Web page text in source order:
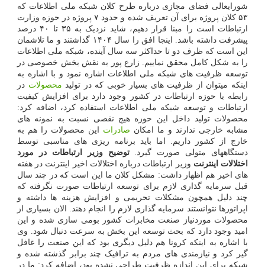
شورایعالی فضای مجازی درباره طرح کلان شبکه ملی اطلاعات که
۵۳ کلان پروژه برای آن تعریف شده و حدود ۷ پروژه در حوزه وزارت
ارتباطات است را مبنا قرار دهیم، شاید نزدیک به ۳۵ تا ۴۰ درصد
پیشرفت داشته باشد. اینجا افق را سال ۱۴۰۴ گذاشتند و ما تلاشمان
این است که ظرف دو تا حداکثر سه سال آینده، شبکه ملی اطلاعات
را به شکل کامل محقق نماییم. زارع پور به نقش بخش خصوصی در
توسعه ظرفیت های شبکه ملی اطلاعات اشاره نمود و با اشاره به
اینکه میتوان از ظرفیت های بسیار خوبی که در تولید محصولات در
رابطه با حوزه ارتباطات در کشور وجود دارد برای افزایش کیفیت
ارتباطات و توسعه شبکه ملی اطلاعات استفاده کرد، اضافه کرد:
محصولات تولید داخل این حوزه هیچ نقصی نسبت به نمونه های
مشابه خارجی ندارند و ما امکان صادرات این محصولات را هم به
خارج از کشور داریم. اما باید برنامه ریزی های مناسبی توسط
دستگاههای متولی صورت گیرد.توضیح وزیر ارتباطات در مورد
اختلالات اینترنت وزیر ارتباطات درباره اختلالات اخیر اینترنت در هفته
های اخیر هم اظهار داشت: مشکل کلان ما این است که در چند سال
قبل سرمایه گذاری لازم برای توسعه ارتباطات صورت نگرفته که
چند دلیل همچون مشکلات تحریمی و افزایش هزینه ها داشته و
اپراتورها نتوانستند سرمایه گذاری لازم را انجام دهند. الان بسیاری از
محصولات موردنیاز صنعت مخابرات کشور بومی سازی شده و این
امید وجود دارد که بحث توسعه این بخش به سرعت دنبال شود. وی
با اشاره به اینکه کرونا هم دلیل دیگری بود که این صنعت را غافل
گیر کرد و نیازمندی های مردم به ترافیک چند برابر گذشته شده و
شبکه برای این اندازه ظرفیت طراحی نشده بود، اضافه کرد: ما در